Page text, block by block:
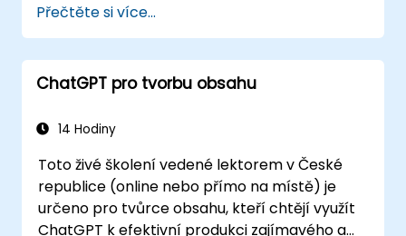
Automatizovat běžné bankovní úkoly
pomocí ChatGPT.
Implementovat ChatGPT do procesů
dodržování předpisů a řízení rizik v
Přečtěte si více...
ChatGPT pro tvorbu obsahu
14 Hodiny
Toto živé školení vedené lektorem v České
republice (online nebo přímo na místě) je
určeno pro tvůrce obsahu, kteří chtějí využít
ChatGPT k efektivní produkci zajímavého a